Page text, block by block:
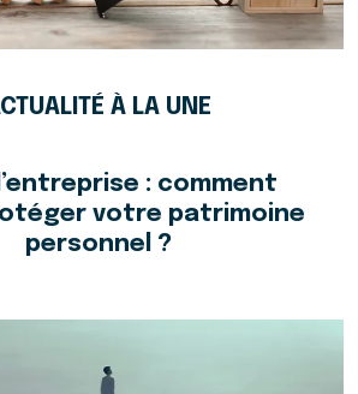
À LA UNE
: comment
votre patrimoine
personnel ?